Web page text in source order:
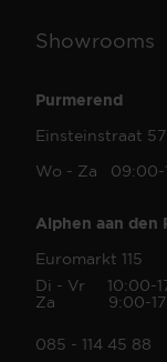
Showrooms
Purmerend
Einsteinstraat 57
Wo - Za 09:00-
Alphen aan den
Euromarkt 115
Di - Vr 10:00-
Za 9:00-
085 - 114 45 88